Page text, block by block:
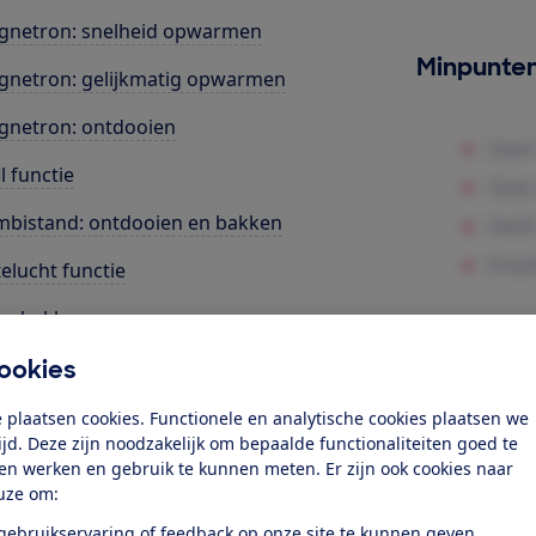
plaatsen cookies. Functionele en analytische cookies plaatsen we
Deze zijn noodzakelijk om bepaalde functionaliteiten goed te
werken en gebruik te kunnen meten. Er zijn ook cookies naar
om:
snelheid opwarmen
gelijkmatig opwarmen
ontdooien
functie
ontdooien en bakken
functie
bakken
toegang tot deze test?